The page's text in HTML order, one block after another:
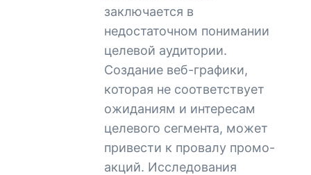
заключается в
недостаточном понимании
целевой аудитории.
Создание веб-графики,
которая не соответствует
ожиданиям и интересам
целевого сегмента, может
привести к провалу промо-
акций. Исследования